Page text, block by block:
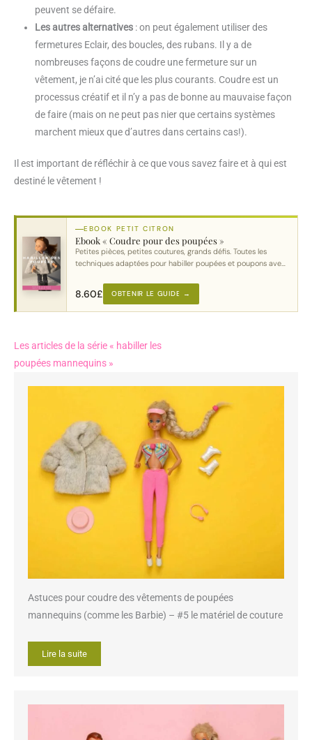
peuvent se défaire.
Les autres alternatives : on peut également utiliser des
fermetures Eclair, des boucles, des rubans. Il y a de
nombreuses façons de coudre une fermeture sur un
vêtement, je n’ai cité que les plus courants. Coudre est un
processus créatif et il n’y a pas de bonne au mauvaise façon
de faire (mais on ne peut pas nier que certains systèmes
marchent mieux que d’autres dans certains cas!).
Il est important de réfléchir à ce que vous savez faire et à qui est
destiné le vêtement !
EBOOK PETIT CITRON
Ebook « Coudre pour des poupées »
Petites pièces, petites coutures, grands défis. Toutes les
techniques adaptées pour habiller poupées et poupons avec
8.60£ OBTENIR LE GUIDE →
Les articles de la série « habiller les
poupées mannequins »
Astuces pour coudre des vêtements de poupées
mannequins (comme les Barbie) – #5 le matériel de couture
Lire la suite